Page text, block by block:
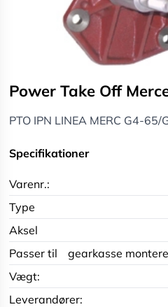
Power Take Off
PTO IPN LINEA MERC G4-
Specifikationer
Varenr.:
Type
Aksel
Passer til
gearkasse
Vægt:
Leverandører: